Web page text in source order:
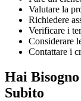
Valutare la
Richiedere
Verificare i
Considerare
Contattare i
Hai
Subito